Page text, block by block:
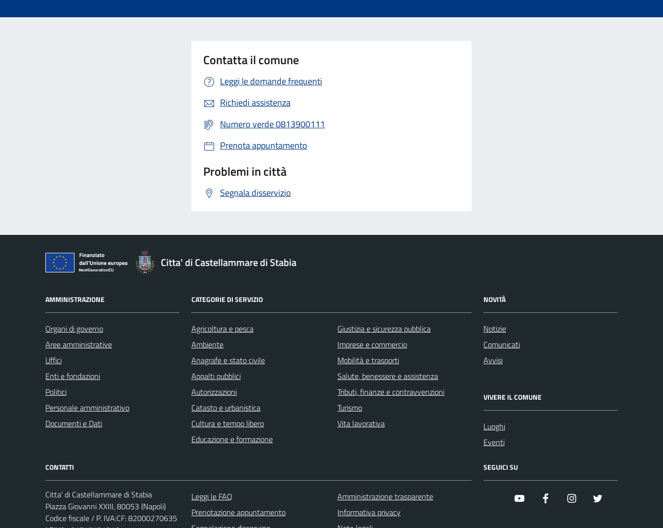
Contatta il comune
Leggi le domande frequenti
Richiedi assistenza
Numero verde 0813900111
Prenota appuntamento
Problemi in città
Segnala disservizio
Citta' di Castellammare di Stabia
AMMINISTRAZIONE
Organi di governo
Aree amministrative
Uffici
Enti e fondazioni
Politici
Personale amministrativo
Documenti e Dati
CATEGORIE DI SERVIZIO
Agricoltura e pesca
Ambiente
Anagrafe e stato civile
Appalti pubblici
Autorizzazioni
Catasto e urbanistica
Cultura e tempo libero
Educazione e formazione
Giustizia e sicurezza pubblica
Imprese e commercio
Mobilità e trasporti
Salute, benessere e assistenza
Tributi, finanze e contravvenzioni
Turismo
Vita lavorativa
NOVITÀ
Notizie
Comunicati
Avvisi
VIVERE IL COMUNE
Luoghi
Eventi
CONTATTI
Citta' di Castellammare di Stabia
Piazza Giovanni XXIII, 80053 (Napoli)
Codice fiscale / P. IVA:CF: 82000270635
Leggi le FAQ
Prenotazione appuntamento
Amministrazione trasparente
Informativa privacy
SEGUICI SU
youtube facebook instagram